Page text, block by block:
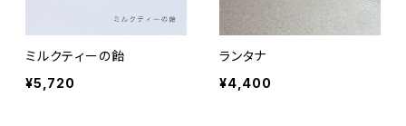
ミルクティーの飴
¥5,720
ランタナ
¥4,400